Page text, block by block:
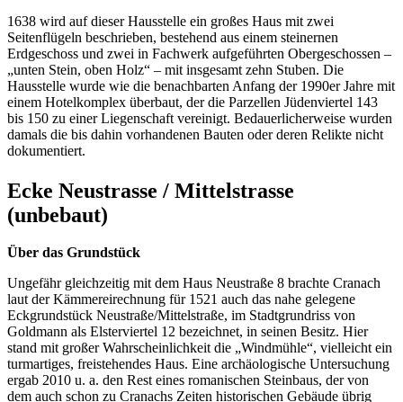
1638 wird auf dieser Hausstelle ein großes Haus mit zwei
Seitenflügeln beschrieben, bestehend aus einem steinernen
Erdgeschoss und zwei in Fachwerk aufgeführten Obergeschossen –
„unten Stein, oben Holz“ – mit insgesamt zehn Stuben. Die
Hausstelle wurde wie die benachbarten Anfang der 1990er Jahre mit
einem Hotelkomplex überbaut, der die Parzellen Jüdenviertel 143
bis 150 zu einer Liegenschaft vereinigt. Bedauerlicherweise wurden
damals die bis dahin vorhandenen Bauten oder deren Relikte nicht
dokumentiert.
Ecke Neustrasse / Mittelstrasse
(unbebaut)
Über das Grundstück
Ungefähr gleichzeitig mit dem Haus Neustraße 8 brachte Cranach
laut der Kämmereirechnung für 1521 auch das nahe gelegene
Eckgrundstück Neustraße/Mittelstraße, im Stadtgrundriss von
Goldmann als Elsterviertel 12 bezeichnet, in seinen Besitz. Hier
stand mit großer Wahrscheinlichkeit die „Windmühle“, vielleicht ein
turmartiges, freistehendes Haus. Eine archäologische Untersuchung
ergab 2010 u. a. den Rest eines romanischen Steinbaus, der von
dem auch schon zu Cranachs Zeiten historischen Gebäude übrig